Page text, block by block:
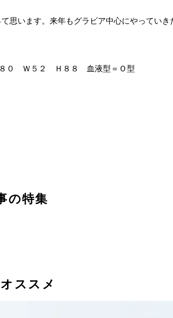
思います。来年もグラビア中心にやってい
８０ Ｗ５２ Ｈ８８ 血液型＝Ｏ型
の特集
ススメ